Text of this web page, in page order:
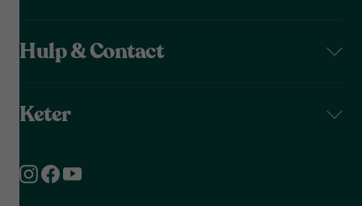
Hulp & Contact
Keter